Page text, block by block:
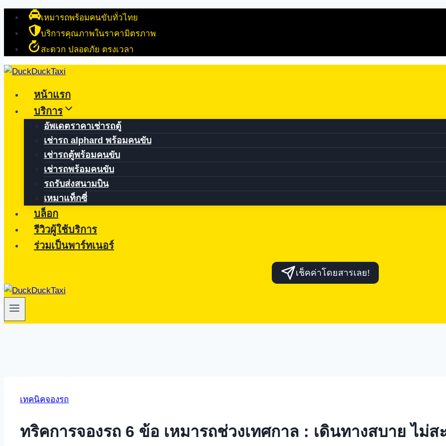
Skip
content
เหมารถพร้อมคนขับทั่วไทย
บริการคุณภาพในราคามิตรภาพ
สะดวก ปลอดภัย ตรงเวลา
หน้าแรก
บริการ
อัพเดตราคาเช่ารถตู้
เช่ารถ alphard พร้อมคนขับ
เช่ารถตู้พร้อมคนขับ
เช่ารถพร้อมคนขับ
รถรับส่งสนามบิน
เหมาแท็กซี่
บล็อก
รีวิวผู้ใช้บริการ
ร่วมเป็นพาร์ทเนอร์
เช็คค่าโดยสารเลย!
เทคนิคจองรถ
ทริคการจองรถ 6 ข้อ เหมารถช่วงเทศกาล : เดินทางสบาย ไม่ส